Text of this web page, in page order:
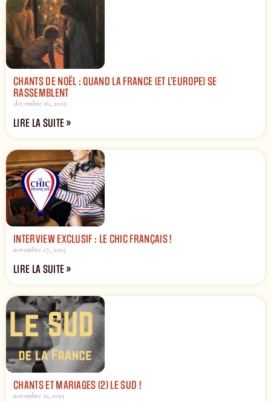
CHANTS DE NOËL : QUAND LA FRANCE (ET L’EUROPE) SE
RASSEMBLENT
décembre 16, 2025
LIRE LA SUITE »
INTERVIEW EXCLUSIF : LE CHIC FRANÇAIS !
novembre 27, 2025
LIRE LA SUITE »
CHANTS ET MARIAGES (2) LE SUD !
novembre 11, 2025